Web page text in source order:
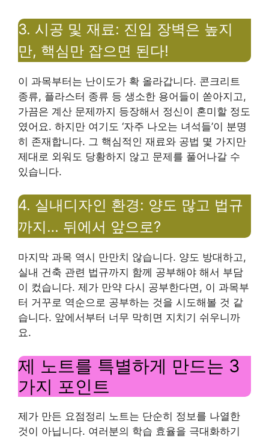
3. 시공 및 재료: 진입 장벽은 높지
만, 핵심만 잡으면 된다!
이 과목부터는 난이도가 확 올라갑니다. 콘크리트
종류, 플라스터 종류 등 생소한 용어들이 쏟아지고,
가끔은 계산 문제까지 등장해서 정신이 혼미할 정도
였어요. 하지만 여기도 ‘자주 나오는 녀석들’이 분명
히 존재합니다. 그 핵심적인 재료와 공법 몇 가지만
제대로 외워도 당황하지 않고 문제를 풀어나갈 수
있습니다.
4. 실내디자인 환경: 양도 많고 법규
까지… 뒤에서 앞으로?
마지막 과목 역시 만만치 않습니다. 양도 방대하고,
실내 건축 관련 법규까지 함께 공부해야 해서 부담
이 컸습니다. 제가 만약 다시 공부한다면, 이 과목부
터 거꾸로 역순으로 공부하는 것을 시도해볼 것 같
습니다. 앞에서부터 너무 막히면 지치기 쉬우니까
요.
제 노트를 특별하게 만드는 3
가지 포인트
제가 만든 요점정리 노트는 단순히 정보를 나열한
것이 아닙니다. 여러분의 학습 효율을 극대화하기